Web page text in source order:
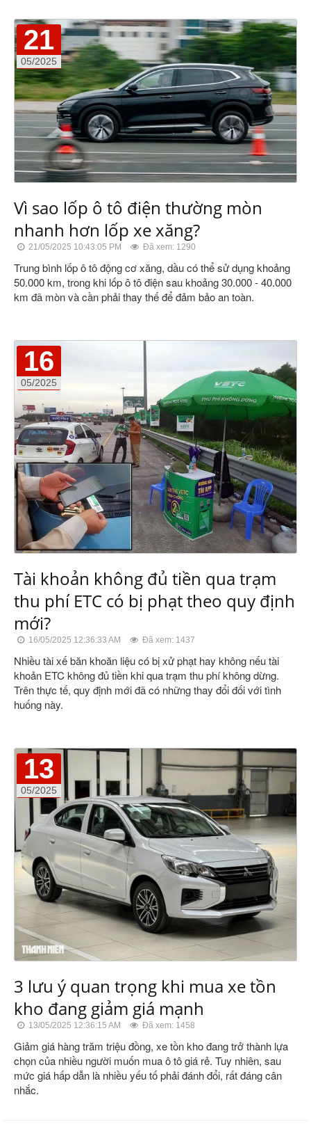
21
05/2025
Vì sao lốp ô tô điện thường mòn
nhanh hơn lốp xe xăng?
21/05/2025 10:43:05 PM Đã xem: 1290
Trung bình lốp ô tô động cơ xăng, dầu có thể sử dụng khoảng
50.000 km, trong khi lốp ô tô điện sau khoảng 30.000 - 40.000
km đã mòn và cần phải thay thế để đảm bảo an toàn.
16
05/2025
Tài khoản không đủ tiền qua trạm
thu phí ETC có bị phạt theo quy định
mới?
16/05/2025 12:36:33 AM Đã xem: 1437
Nhiều tài xế băn khoăn liệu có bị xử phạt hay không nếu tài
khoản ETC không đủ tiền khi qua trạm thu phí không dừng.
Trên thực tế, quy định mới đã có những thay đổi đối với tình
huống này.
13
05/2025
3 lưu ý quan trọng khi mua xe tồn
kho đang giảm giá mạnh
13/05/2025 12:36:15 AM Đã xem: 1458
Giảm giá hàng trăm triệu đồng, xe tồn kho đang trở thành lựa
chọn của nhiều người muốn mua ô tô giá rẻ. Tuy nhiên, sau
mức giá hấp dẫn là nhiều yếu tố phải đánh đổi, rất đáng cân
nhắc.